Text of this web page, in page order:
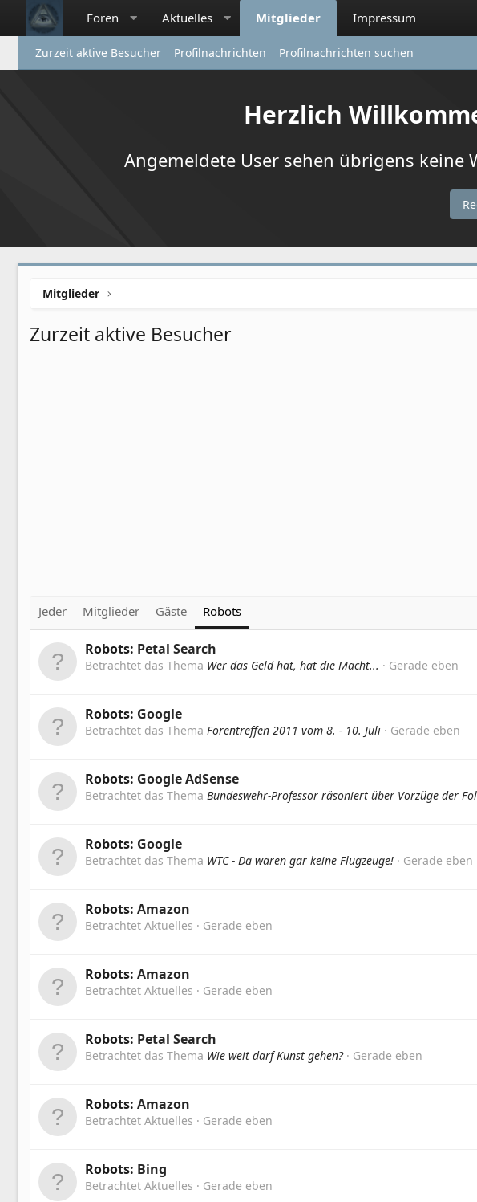
Foren Aktuelles Mitglieder Impressum
Zurzeit aktive Besucher Profilnachrichten Profilnachrichten suchen
Herzlich
Angemeldete User sehen übrigens
Mitglieder
Zurzeit aktive Besucher
Jeder Mitglieder Gäste Robots
Robots: Petal Search
Betrachtet das Thema Wer das Geld hat, hat die Macht... Gerade eben
Robots: Google
Betrachtet das Thema Forentreffen 2011 vom 8. - 10. Juli Gerade eben
Robots: Google AdSense
Betrachtet das Thema Bundeswehr-Professor räsoniert über Vorzüge der
Robots: Google
Betrachtet das Thema WTC - Da waren gar keine Flugzeuge! Gerade eben
Robots: Amazon
Betrachtet Aktuelles Gerade eben
Robots: Amazon
Betrachtet Aktuelles Gerade eben
Robots: Petal Search
Betrachtet das Thema Wie weit darf Kunst gehen? Gerade eben
Robots: Amazon
Betrachtet Aktuelles Gerade eben
Robots: Bing
Betrachtet Aktuelles Gerade eben